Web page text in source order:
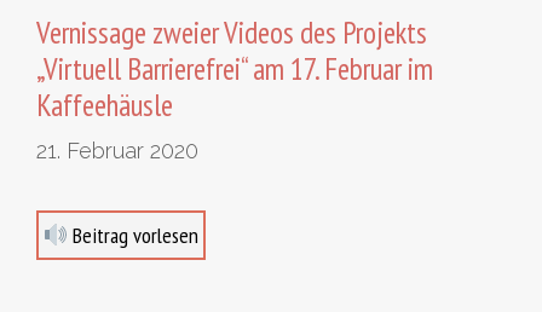
Vernissage zweier Videos des Projekts
„Virtuell Barrierefrei“ am 17. Februar im
Kaffeehäusle
21. Februar 2020
Beitrag vorlesen